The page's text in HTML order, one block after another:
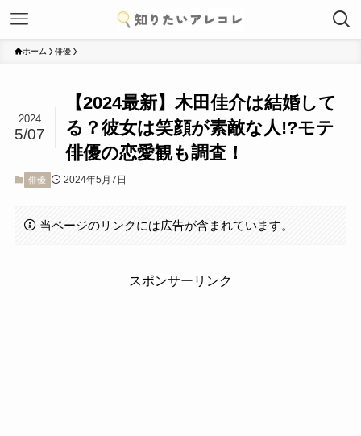
ホーム 俳優
【2024最新】木田佳介は結婚して
る？彼女は笑顔が素敵な人!?モテ
俳優の恋愛観も調査！
2024
5/07
俳優 2024年5月7日
当ページのリンクには広告が含まれています。
スポンサーリンク